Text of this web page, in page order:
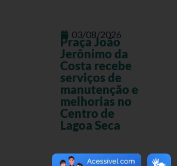
03/08/2026
Praça João
Jerônimo da
Costa recebe
serviços de
manutenção e
melhorias no
Centro de
Lagoa Seca